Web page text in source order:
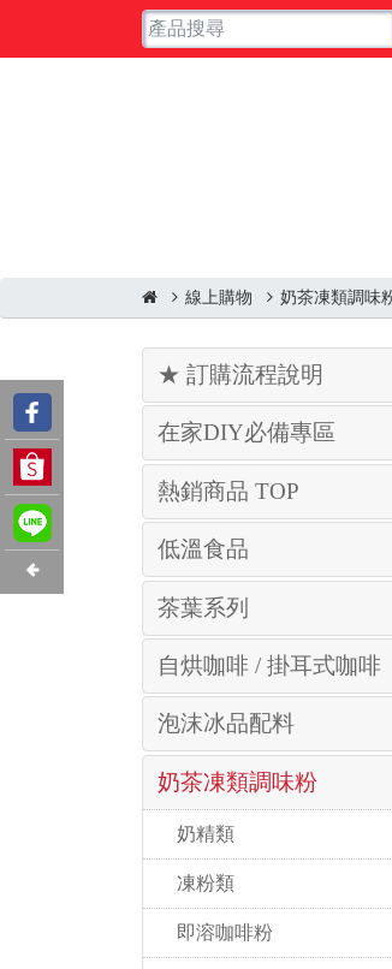
線上購物 奶茶凍類調味
★ 訂購流程說明
在家DIY必備專區
熱銷商品 TOP
低溫食品
茶葉系列
自烘咖啡 / 掛耳式咖啡
泡沫冰品配料
奶茶凍類調味粉
奶精類
凍粉類
即溶咖啡粉